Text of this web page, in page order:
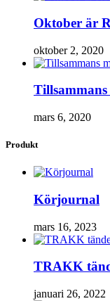
Oktober är
oktober 2, 2020
mars 6, 2020
Produkt
Körjournal
mars 16, 2023
TRAKK
januari 26, 2022